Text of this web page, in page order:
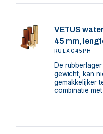
VETUS
45 mm,
RULAG45PH
De
gewicht, kan
gemakkelijker
combinatie